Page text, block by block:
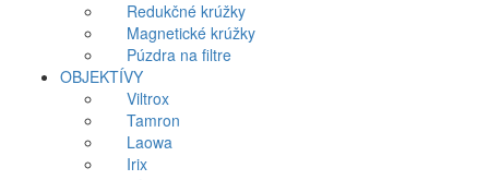
Redukčné krúžky
Magnetické krúžky
Púzdra na filtre
OBJEKTÍVY
Viltrox
Tamron
Laowa
Irix